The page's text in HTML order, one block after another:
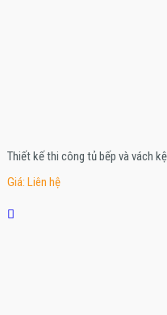
Thiết kế thi công tủ bếp và vách
Giá: Liên hệ